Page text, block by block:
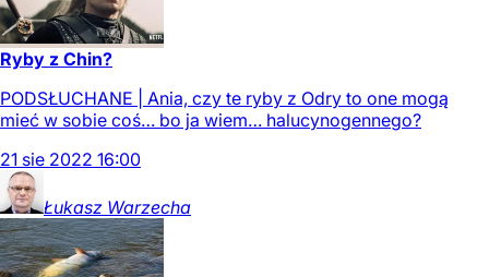
Ryby z Chin?
PODSŁUCHANE | Ania, czy te ryby z Odry to one mogą
mieć w sobie coś… bo ja wiem… halucynogennego?
21 sie 2022 16:00
Łukasz Warzecha